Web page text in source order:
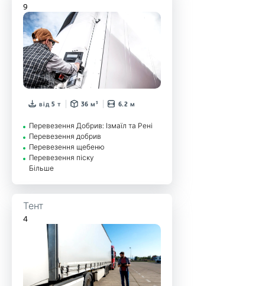
9
від 5 т 36 м³ 6.2 м
Перевезення Добрив: Ізмаїл та Рені
Перевезення добрив
Перевезення щебеню
Перевезення піску
Більше
Тент
4